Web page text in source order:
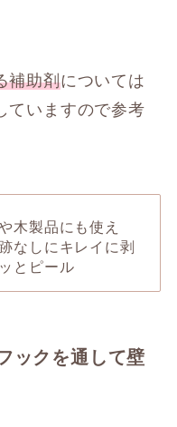
補助剤については
ていますので参考
木製品にも使え
なしにキレイに剥
とピール
ックを通して壁